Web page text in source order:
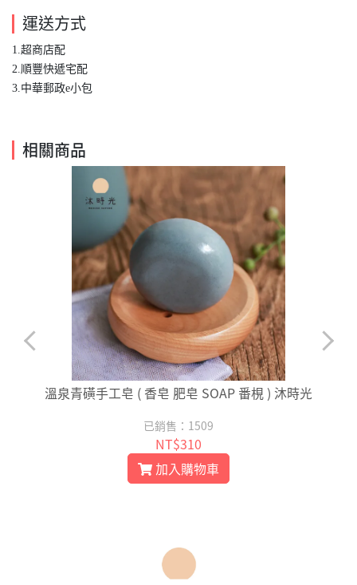
運送方式
1.超商店配
​2.順豐快遞宅配
3.中華郵政e小包
相關商品
溫泉青磺手工皂 ( 香皂 肥皂 SOAP 番梘 ) 沐時光
已銷售：1509
NT$310
加入購物車